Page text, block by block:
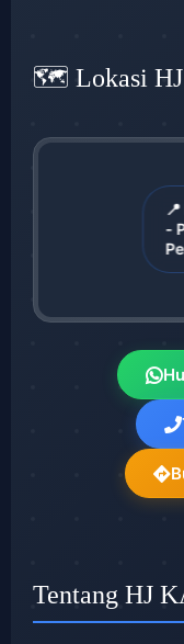
🗺️ Lokasi HJ
-
Tentang HJ